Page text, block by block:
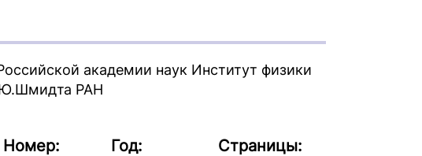
академии наук Институт физики
РАН
Номер: Год: Страницы: